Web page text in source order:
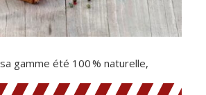
gamme été 100 % naturelle,